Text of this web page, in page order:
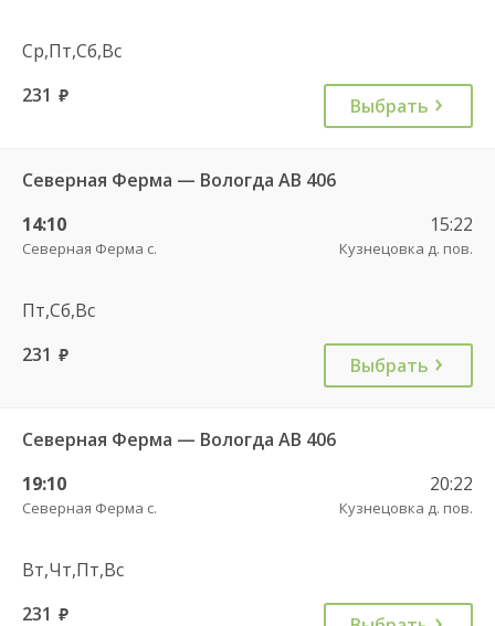
Ср,Пт,Сб,Вс
231 руб. Выбрать
Северная Ферма — Вологда АВ 406
14:10
Северная Ферма с.
15:22
Кузнецовка д. пов.
Пт,Сб,Вс
231 руб. Выбрать
Северная Ферма — Вологда АВ 406
19:10
Северная Ферма с.
20:22
Кузнецовка д. пов.
Вт,Чт,Пт,Вс
231 руб.